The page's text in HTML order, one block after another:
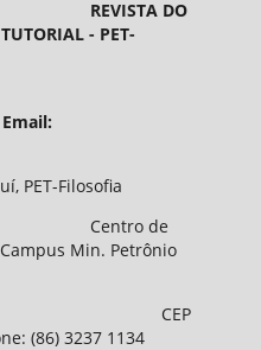
REVISTA DO
- PET-
PET-Filosofia
de
Min. Petrônio
(86) 3237 1134